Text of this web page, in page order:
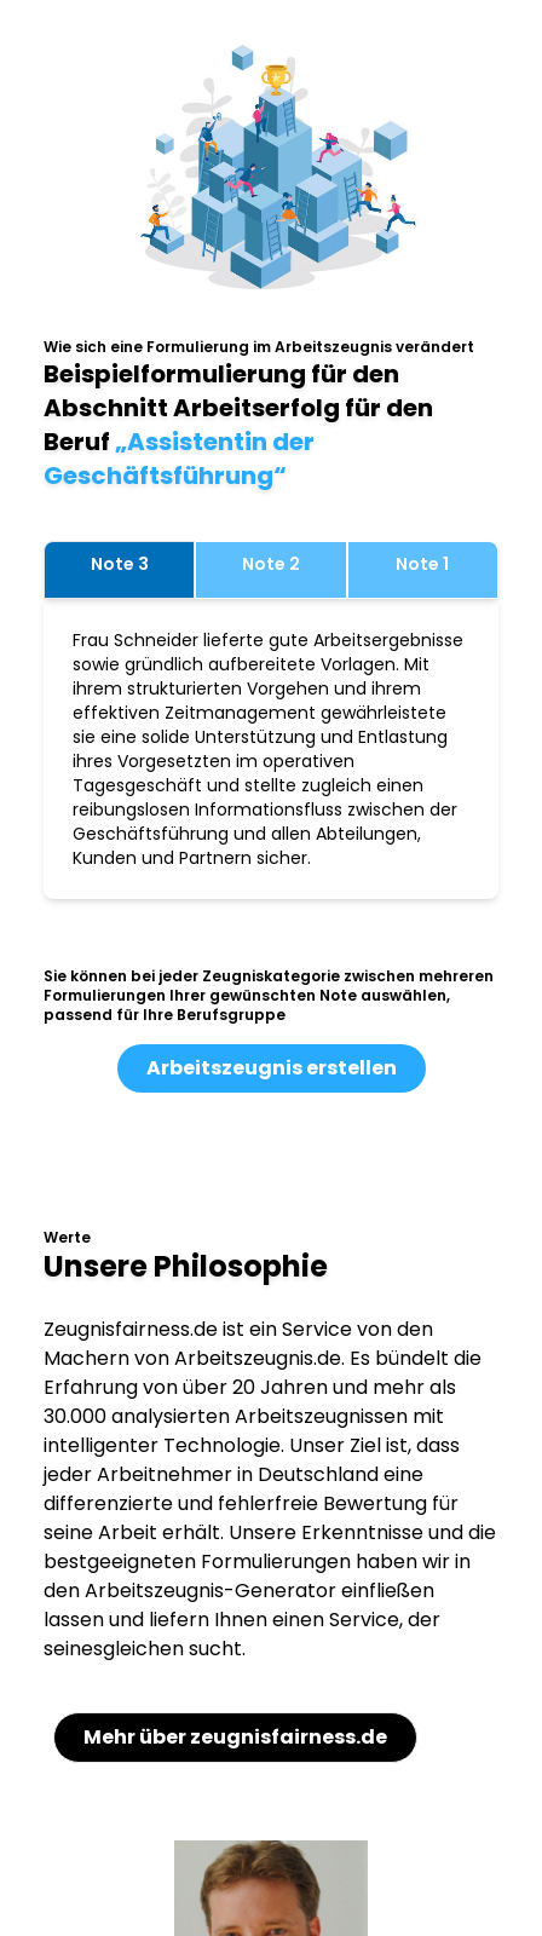
Wie sich eine Formulierung im Arbeitszeugnis verändert
Beispielformulierung für den
Abschnitt Arbeitserfolg für den
Beruf„Assistentin der
Geschäftsführung“
Note 3 Note 2 Note 1
Frau Schneider lieferte gute Arbeitsergebnisse
sowie gründlich aufbereitete Vorlagen. Mit
ihrem strukturierten Vorgehen und ihrem
effektiven Zeitmanagement gewährleistete
sie eine solide Unterstützung und Entlastung
ihres Vorgesetzten im operativen
Tagesgeschäft und stellte zugleich einen
reibungslosen Informationsfluss zwischen der
Geschäftsführung und allen Abteilungen,
Kunden und Partnern sicher.
Sie können bei jeder Zeugniskategorie zwischen mehreren
Formulierungen Ihrer gewünschten Note auswählen,
passend für Ihre Berufsgruppe
Arbeitszeugnis erstellen
Werte
Unsere Philosophie
Zeugnisfairness.de ist ein Service von den
Machern von Arbeitszeugnis.de. Es bündelt die
Erfahrung von über 20 Jahren und mehr als
30.000 analysierten Arbeitszeugnissen mit
intelligenter Technologie. Unser Ziel ist, dass
jeder Arbeitnehmer in Deutschland eine
differenzierte und fehlerfreie Bewertung für
seine Arbeit erhält. Unsere Erkenntnisse und die
bestgeeigneten Formulierungen haben wir in
den Arbeitszeugnis-Generator einfließen
lassen und liefern Ihnen einen Service, der
seinesgleichen sucht.
Mehr über zeugnisfairness.de